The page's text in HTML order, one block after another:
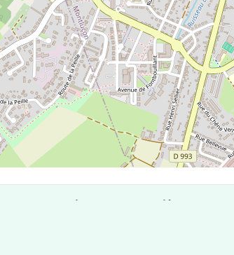
dans la ville de Budelière